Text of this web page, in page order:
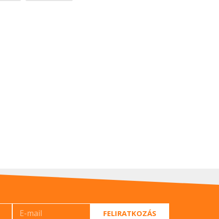
FELIRATKOZÁS